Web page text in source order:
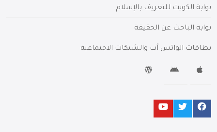
بوابة الكويت للتعريف بالإسلام
بوابة الباحث عن الحقيقة
بطاقات الواتس آب والشبكات الاجتماعية